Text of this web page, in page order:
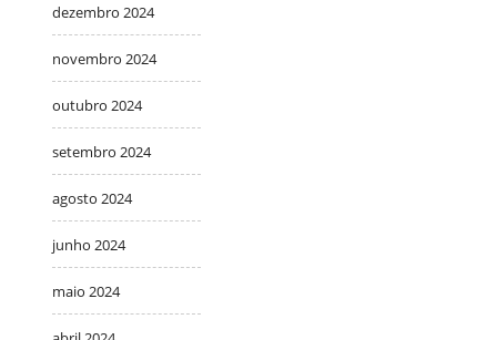
dezembro 2024
novembro 2024
outubro 2024
setembro 2024
agosto 2024
junho 2024
maio 2024